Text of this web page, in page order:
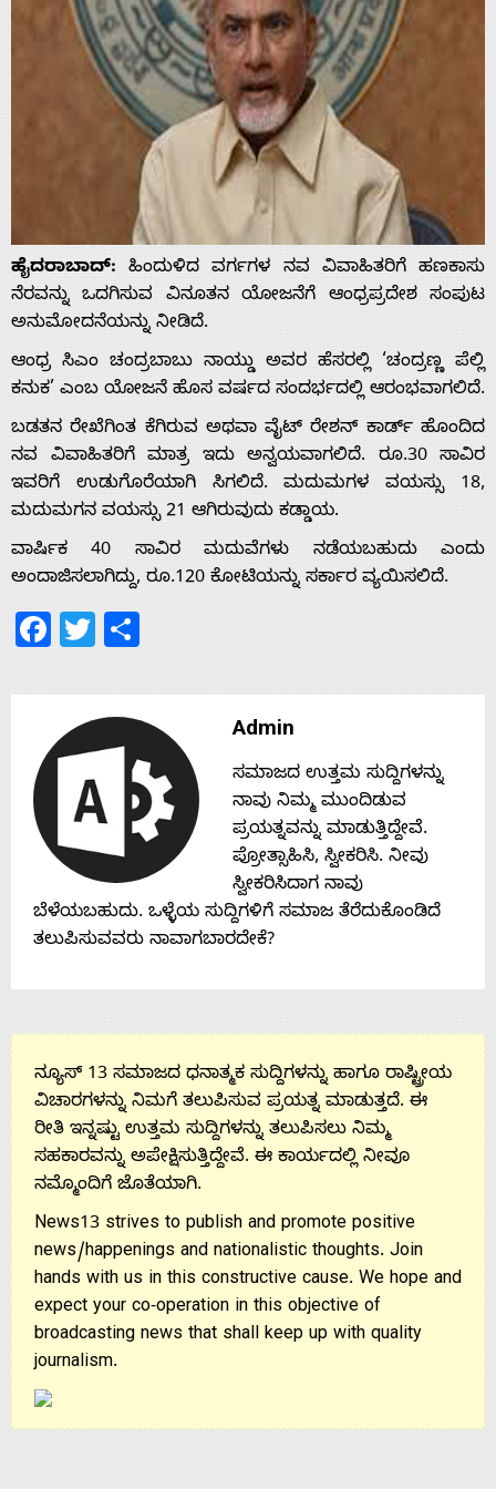
Home
About
Advertise
With
Us
ಹೈದರಾಬಾದ್: ಹಿಂದುಳಿದ ವರ್ಗಗಳ ನವ ವಿವಾಹಿತರಿಗೆ ಹಣಕಾಸು
ನೆರವನ್ನು ಒದಗಿಸುವ ವಿನೂತನ ಯೋಜನೆಗೆ ಆಂಧ್ರಪ್ರದೇಶ ಸಂಪುಟ
ಅನುಮೋದನೆಯನ್ನು ನೀಡಿದೆ.
ಆಂಧ್ರ ಸಿಎಂ ಚಂದ್ರಬಾಬು ನಾಯ್ಡು ಅವರ ಹೆಸರಲ್ಲಿ ‘ಚಂದ್ರಣ್ಣ ಪೆಲ್ಲಿ
ಕನುಕ’ ಎಂಬ ಯೋಜನೆ ಹೊಸ ವರ್ಷದ ಸಂದರ್ಭದಲ್ಲಿ ಆರಂಭವಾಗಲಿದೆ.
ಬಡತನ ರೇಖೆಗಿಂತ ಕೆಗಿರುವ ಅಥವಾ ವೈಟ್ ರೇಶನ್ ಕಾರ್ಡ್ ಹೊಂದಿದ
ನವ ವಿವಾಹಿತರಿಗೆ ಮಾತ್ರ ಇದು ಅನ್ವಯವಾಗಲಿದೆ. ರೂ.30 ಸಾವಿರ
ಇವರಿಗೆ ಉಡುಗೊರೆಯಾಗಿ ಸಿಗಲಿದೆ. ಮದುಮಗಳ ವಯಸ್ಸು 18,
ಮದುಮಗನ ವಯಸ್ಸು 21 ಆಗಿರುವುದು ಕಡ್ಡಾಯ.
ವಾರ್ಷಿಕ 40 ಸಾವಿರ ಮದುವೆಗಳು ನಡೆಯಬಹುದು ಎಂದು
ಅಂದಾಜಿಸಲಾಗಿದ್ದು, ರೂ.120 ಕೋಟಿಯನ್ನು ಸರ್ಕಾರ ವ್ಯಯಿಸಲಿದೆ.
Facebook
Twitter
Admin
ಸಮಾಜದ ಉತ್ತಮ ಸುದ್ದಿಗಳನ್ನು
ನಾವು ನಿಮ್ಮ ಮುಂದಿಡುವ
ಪ್ರಯತ್ನವನ್ನು ಮಾಡುತ್ತಿದ್ದೇವೆ.
ಪ್ರೋತ್ಸಾಹಿಸಿ, ಸ್ವೀಕರಿಸಿ. ನೀವು
ಸ್ವೀಕರಿಸಿದಾಗ ನಾವು
ಬೆಳೆಯಬಹುದು. ಒಳ್ಳೆಯ ಸುದ್ದಿಗಳಿಗೆ ಸಮಾಜ ತೆರೆದುಕೊಂಡಿದೆ
ತಲುಪಿಸುವವರು ನಾವಾಗಬಾರದೇಕೆ?
ನ್ಯೂಸ್ 13 ಸಮಾಜದ ಧನಾತ್ಮಕ ಸುದ್ದಿಗಳನ್ನು ಹಾಗೂ ರಾಷ್ಟ್ರೀಯ
ವಿಚಾರಗಳನ್ನು ನಿಮಗೆ ತಲುಪಿಸುವ ಪ್ರಯತ್ನ ಮಾಡುತ್ತದೆ. ಈ
ರೀತಿ ಇನ್ನಷ್ಟು ಉತ್ತಮ ಸುದ್ದಿಗಳನ್ನು ತಲುಪಿಸಲು ನಿಮ್ಮ
ಸಹಕಾರವನ್ನು ಅಪೇಕ್ಷಿಸುತ್ತಿದ್ದೇವೆ. ಈ ಕಾರ್ಯದಲ್ಲಿ ನೀವೂ
ನಮ್ಮೊಂದಿಗೆ ಜೊತೆಯಾಗಿ.
News13 strives to publish and promote positive
news/happenings and nationalistic thoughts. Join
hands with us in this constructive cause. We hope and
expect your co-operation in this objective of
broadcasting news that shall keep up with quality
journalism.